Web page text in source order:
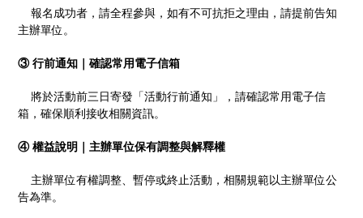
報名成功者，請全程參與，如有不可抗拒之理由，請提前告知
主辦單位。
③ 行前通知｜確認常用電子信箱
將於活動前三日寄發「活動行前通知」，請確認常用電子信
箱，確保順利接收相關資訊。
④ 權益說明｜主辦單位保有調整與解釋權
主辦單位有權調整、暫停或終止活動，相關規範以主辦單位公
告為準。